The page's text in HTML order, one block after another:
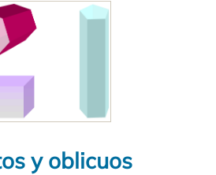
y oblicuos